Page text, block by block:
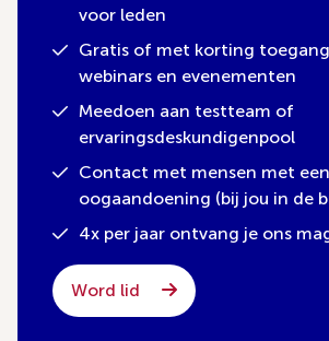
voor leden
Gratis of met korting
webinars en evenementen
Meedoen aan testteam of
ervaringsdeskundigenpool
Contact met mensen met een
oogaandoening (bij jou in de
4x per jaar ontvang je ons
Word lid